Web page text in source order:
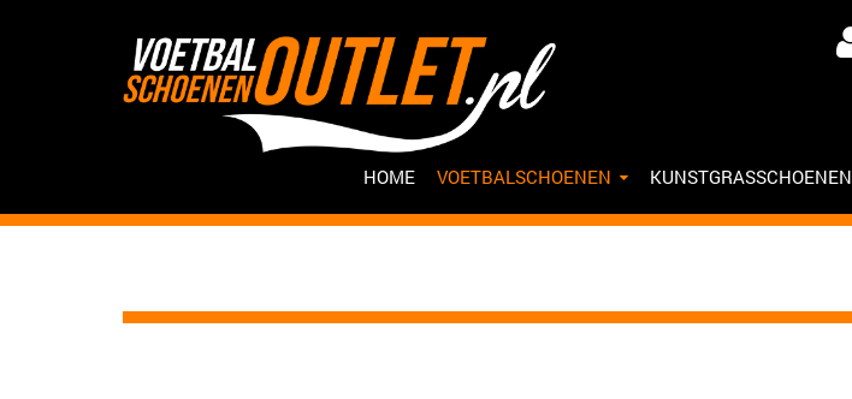
HOME VOETBALSCHOENEN KUNSTGRASSCHOENEN